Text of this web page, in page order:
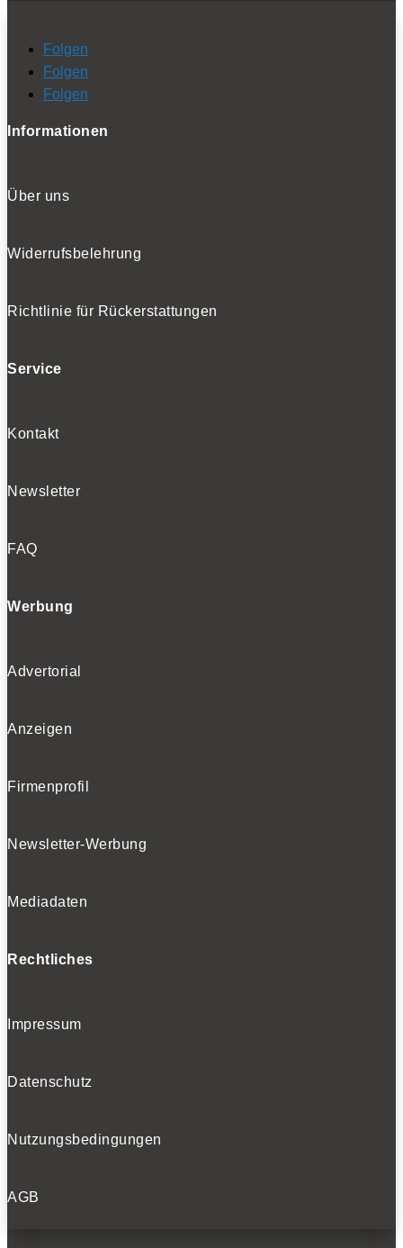
Folgen
Folgen
Folgen
Informationen
Über uns
Widerrufsbelehrung
Richtlinie für Rückerstattungen
Service
Kontakt
Newsletter
FAQ
Werbung
Advertorial
Anzeigen
Firmenprofil
Newsletter-Werbung
Mediadaten
Rechtliches
Impressum
Datenschutz
Nutzungsbedingungen
AGB